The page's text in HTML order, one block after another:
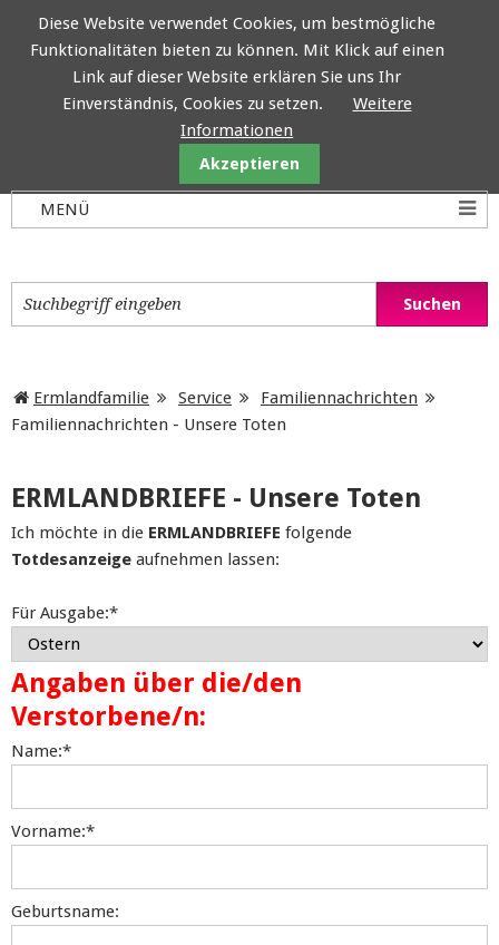
Ermlandfamilie Service
Familiennachrichten
Familiennachrichten - Unsere Toten
ERMLANDBRIEFE - Unsere Toten
Ich möchte in die ERMLANDBRIEFE folgende
Totdesanzeige aufnehmen lassen:
Für Ausgabe:*
Angaben über die/den
Verstorbene/n:
Name:*
Vorname:*
Geburtsname:
Diese Website verwendet Cookies, um bestmögliche
Funktionalitäten bieten zu können. Mit Klick auf einen
Link auf dieser Website erklären Sie uns Ihr
Einverständnis, Cookies zu setzen.
Weitere
Informationen
Akzeptieren